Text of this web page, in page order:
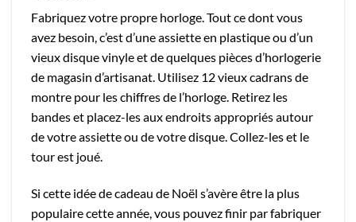
Fabriquez votre propre horloge. Tout ce dont vous
avez besoin, c’est d’une assiette en plastique ou d’un
vieux disque vinyle et de quelques pièces d’horlogerie
de magasin d’artisanat. Utilisez 12 vieux cadrans de
montre pour les chiffres de l’horloge. Retirez les
bandes et placez-les aux endroits appropriés autour
de votre assiette ou de votre disque. Collez-les et le
tour est joué.
Si cette idée de cadeau de Noël s’avère être la plus
populaire cette année, vous pouvez finir par fabriquer